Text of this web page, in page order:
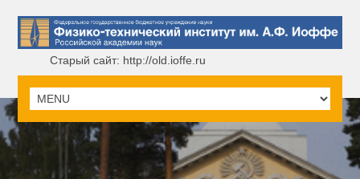
Старый сайт: http://old.ioffe.ru